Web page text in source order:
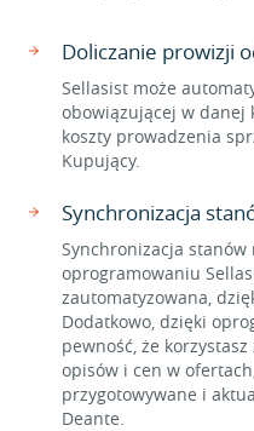
Doliczanie prowizji
Sellasist może
obowiązującej w danej
koszty prowadzenia
Kupujący.
Synchronizacja
Synchronizacja stanów
oprogramowaniu
zautomatyzowana,
Dodatkowo, dzięki
pewność, że
opisów i cen w
przygotowywane i
Deante.